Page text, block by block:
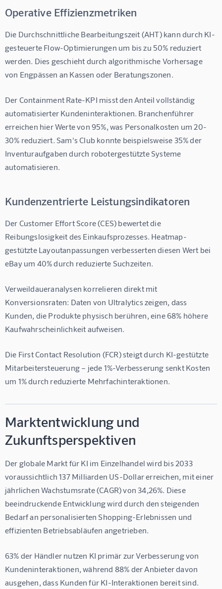
Operative Effizienzmetriken
Die Durchschnittliche Bearbeitungszeit (AHT) kann durch KI-
gesteuerte Flow-Optimierungen um bis zu 50% reduziert
werden. Dies geschieht durch algorithmische Vorhersage
von Engpässen an Kassen oder Beratungszonen.
Der Containment Rate-KPI misst den Anteil vollständig
automatisierter Kundeninteraktionen. Branchenführer
erreichen hier Werte von 95%, was Personalkosten um 20-
30% reduziert. Sam's Club konnte beispielsweise 35% der
Inventuraufgaben durch robotergestützte Systeme
automatisieren.
Kundenzentrierte Leistungsindikatoren
Der Customer Effort Score (CES) bewertet die
Reibungslosigkeit des Einkaufsprozesses. Heatmap-
gestützte Layoutanpassungen verbesserten diesen Wert bei
eBay um 40% durch reduzierte Suchzeiten.
Verweildaueranalysen korrelieren direkt mit
Konversionsraten: Daten von Ultralytics zeigen, dass
Kunden, die Produkte physisch berühren, eine 68% höhere
Kaufwahrscheinlichkeit aufweisen.
Die First Contact Resolution (FCR) steigt durch KI-gestützte
Mitarbeitersteuerung – jede 1%-Verbesserung senkt Kosten
um 1% durch reduzierte Mehrfachinteraktionen.
Marktentwicklung und
Zukunftsperspektiven
Der globale Markt für KI im Einzelhandel wird bis 2033
voraussichtlich 137 Milliarden US-Dollar erreichen, mit einer
jährlichen Wachstumsrate (CAGR) von 34,26%. Diese
beeindruckende Entwicklung wird durch den steigenden
Bedarf an personalisierten Shopping-Erlebnissen und
effizienten Betriebsabläufen angetrieben.
63% der Händler nutzen KI primär zur Verbesserung von
Kundeninteraktionen, während 88% der Anbieter davon
ausgehen, dass Kunden für KI-Interaktionen bereit sind.